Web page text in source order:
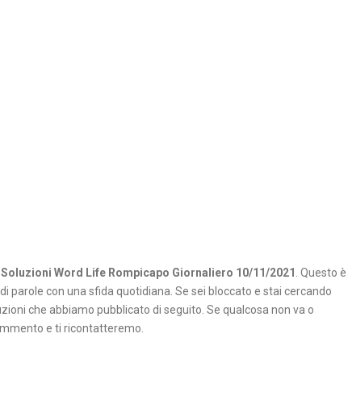
Soluzioni Word Life Rompicapo Giornaliero 10/11/2021 . Questo è
parole con una sfida quotidiana. Se sei bloccato e stai cercando
che abbiamo pubblicato di seguito. Se qualcosa non va o
e ti ricontatteremo.